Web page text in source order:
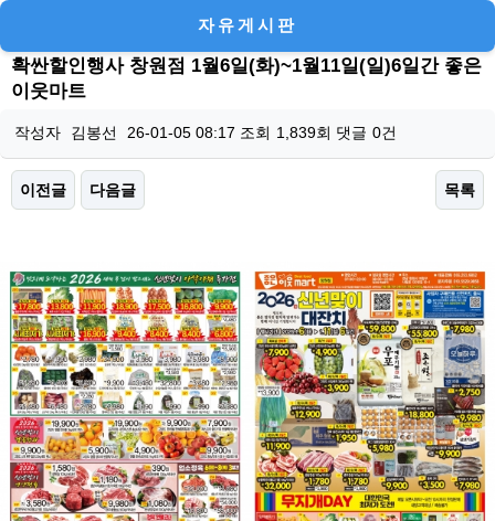
자유게시판
확싼할인행사 창원점 1월6일(화)~1월11일(일)6일간 좋은
이웃마트
작성자 김봉선 26-01-05 08:17 조회 1,839회 댓글 0건
이전글 다음글 목록
본문